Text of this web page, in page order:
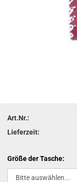
Art.Nr.:
Lieferzeit:
Größe der Tasche: